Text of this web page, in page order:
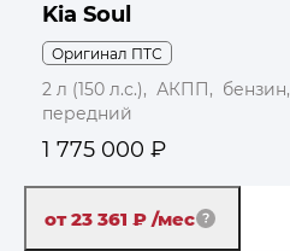
Kia Soul
Оригинал ПТС
2 л (150 л.с.), АКПП, бензин,
передний
1 775 000 ₽
от 23 361 ₽ /мес